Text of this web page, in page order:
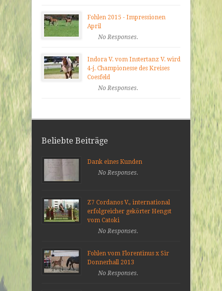
Fohlen 2015 - Impressionen
April
No Responses.
Indora V. vom Instertanz V. wird
4-j. Championesse des Kreises
Coesfeld
No Responses.
Beliebte Beiträge
Dank eines Kunden
No Responses.
Z7 Cordanos V., international
erfolgreicher gekörter Hengst
vom Catoki
No Responses.
Fohlen vom Florentinus x Sir
Donnerhall 2013
No Responses.